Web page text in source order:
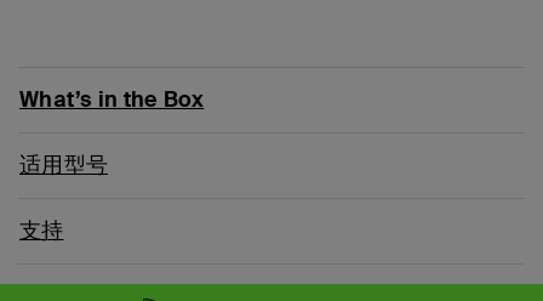
What’s in the Box
适用型号
支持